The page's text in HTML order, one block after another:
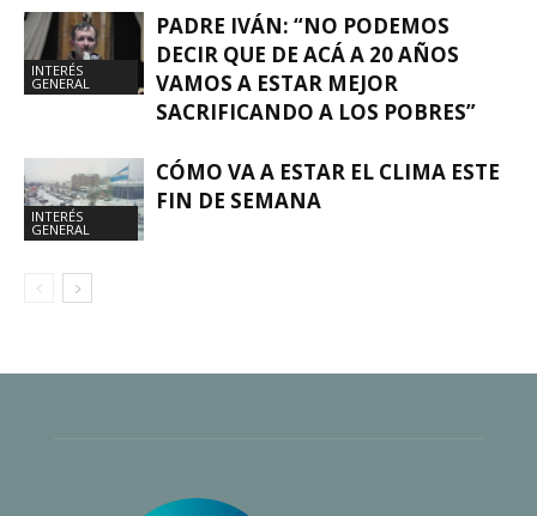
INTERÉS
GENERAL
PADRE IVÁN: “NO PODEMOS
DECIR QUE DE ACÁ A 20 AÑOS
VAMOS A ESTAR MEJOR
SACRIFICANDO A LOS POBRES”
INTERÉS
GENERAL
CÓMO VA A ESTAR EL CLIMA ESTE
FIN DE SEMANA